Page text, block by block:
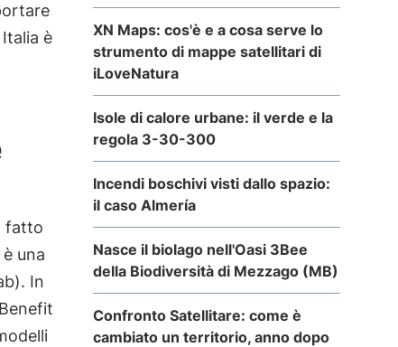
è
fatto
una
In
XN Maps: cos'è e a cosa serve lo
strumento di mappe satellitari di
iLoveNatura
Isole di calore urbane: il verde e la
regola 3-30-300
Incendi boschivi visti dallo spazio:
il caso Almería
Nasce il biolago nell'Oasi 3Bee
della Biodiversità di Mezzago (MB)
Confronto Satellitare: come è
cambiato un territorio, anno dopo